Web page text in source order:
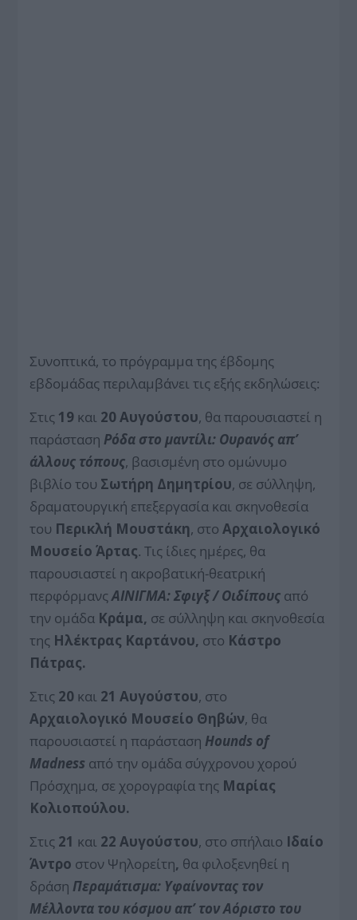
Συνοπτικά, το πρόγραμμα της έβδομης
εβδομάδας περιλαμβάνει τις εξής εκδηλώσεις:
Στις 19 και 20 Αυγούστου, θα παρουσιαστεί η
παράσταση Ρόδα στο μαντίλι: Ουρανός απ’
άλλους τόπους, βασισμένη στο ομώνυμο
βιβλίο του Σωτήρη Δημητρίου, σε σύλληψη,
δραματουργική επεξεργασία και σκηνοθεσία
του Περικλή Μουστάκη, στοΑρχαιολογικό
Μουσείο Άρτας. Τις ίδιες ημέρες, θα
παρουσιαστεί η ακροβατική-θεατρική
περφόρμανςΑΙΝΙΓΜΑ: Σφιγξ / Οιδίπους από
την ομάδα Κράμα, σε σύλληψη και σκηνοθεσία
της Ηλέκτρας Καρτάνου, στο Κάστρο
Πάτρας.
Στις 20 και 21 Αυγούστου, στο
Αρχαιολογικό Μουσείο Θηβών, θα
παρουσιαστεί η παράσταση Hounds of
Μadness από την ομάδα σύγχρονου χορού
Πρόσχημα, σε χορογραφία της Μαρίας
Κολιοπούλου.
Στις 21 και 22 Αυγούστου, στο σπήλαιο Ιδαίο
Άντρο στον Ψηλορείτη, θα φιλοξενηθεί η
δράση Περαμάτισμα: Υφαίνοντας τον
Μέλλοντα του κόσμου απ’ τον Αόριστο του